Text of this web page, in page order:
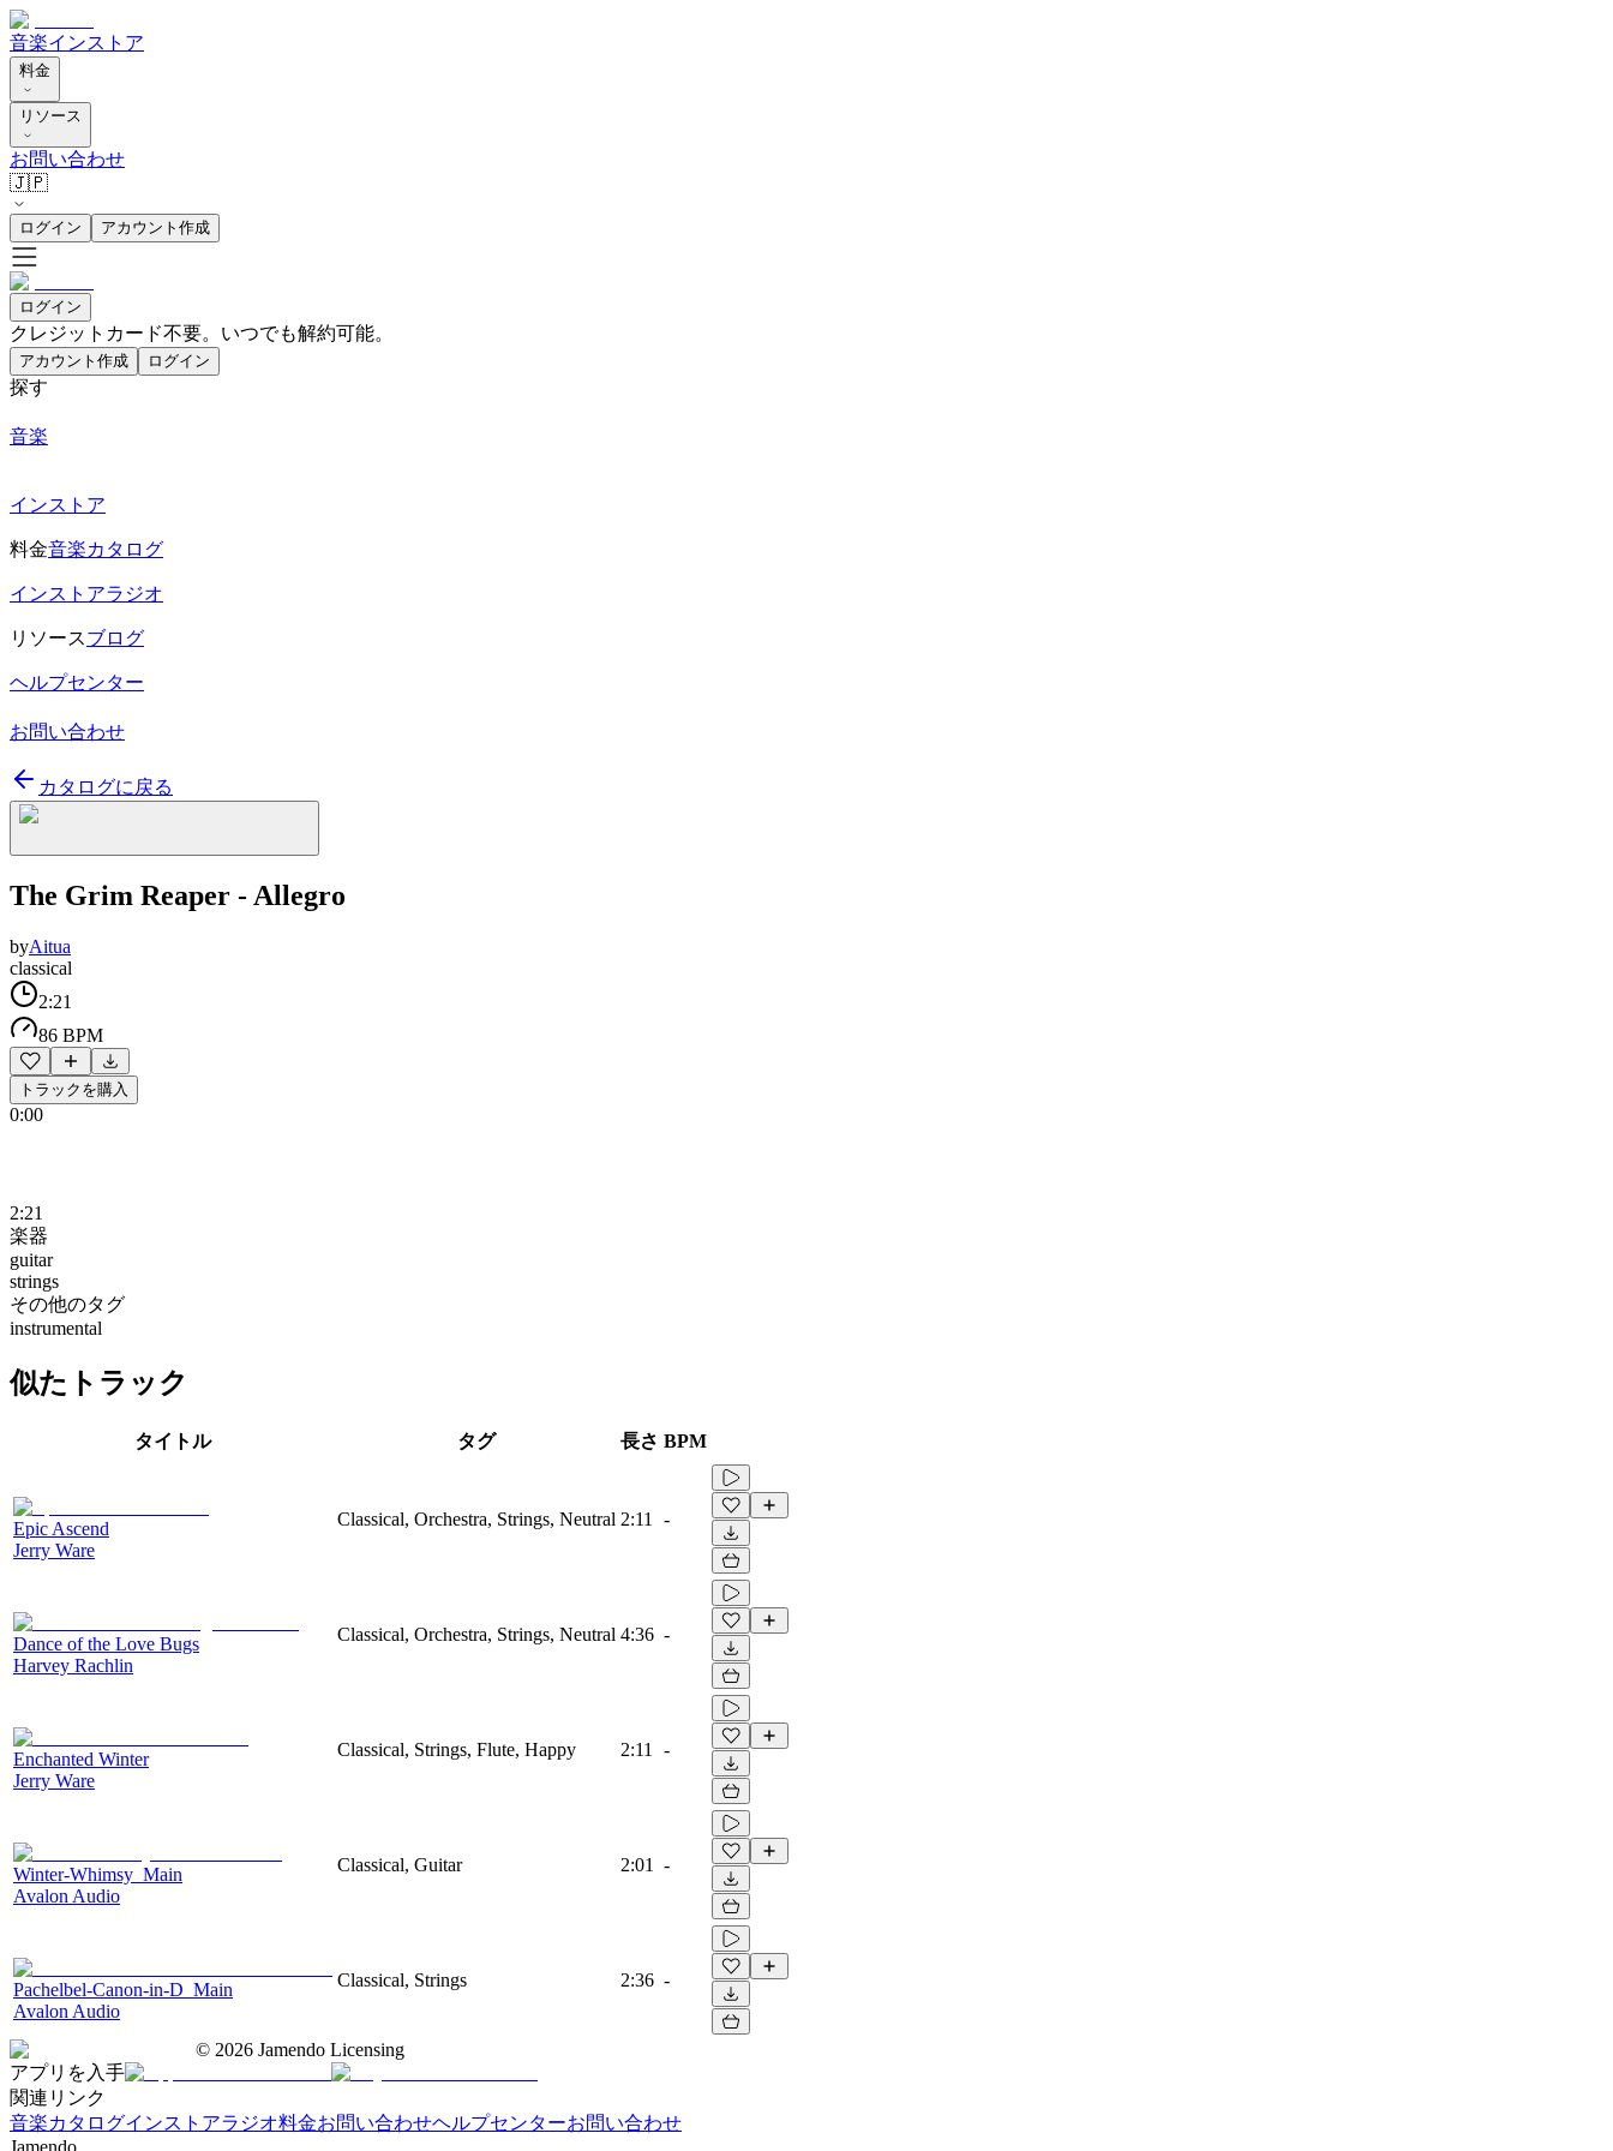
音楽インストア
料金
リソース
お問い合わせ
🇯🇵
ログイン アカウント作成
ログイン
クレジットカード不要。いつでも解約可能。
アカウント作成 ログイン
探す
音楽
インストア
料金音楽カタログ
インストアラジオ
リソースブログ
ヘルプセンター
お問い合わせ
カタログに戻る
The Grim Reaper - Allegro
byAitua
classical
2:21
86 BPM
トラックを購入
0:00
2:21
楽器
guitar
strings
その他のタグ
instrumental
似たトラック
タイトル タグ 長さ BPM
Epic Ascend
Jerry Ware
Classical, Orchestra, Strings, Neutral 2:11 -
Dance of the Love Bugs
Harvey Rachlin
Classical, Orchestra, Strings, Neutral 4:36 -
Enchanted Winter
Jerry Ware
Classical, Strings, Flute, Happy 2:11 -
Winter-Whimsy_Main
Avalon Audio
Classical, Guitar 2:01 -
Pachelbel-Canon-in-D_Main
Avalon Audio
Classical, Strings 2:36 -
© 2026 Jamendo Licensing
アプリを入手
関連リンク
音楽カタログインストアラジオ料金お問い合わせヘルプセンターお問い合わせ
Jamendo